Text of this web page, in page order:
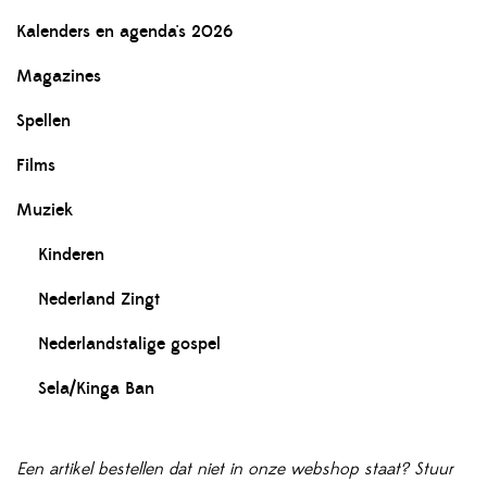
Kalenders en agenda's 2026
Magazines
Spellen
Films
Muziek
Kinderen
Nederland Zingt
Nederlandstalige gospel
Sela/Kinga Ban
Een artikel bestellen dat niet in onze webshop staat? Stuur